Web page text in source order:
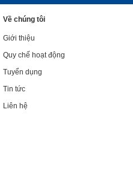
Về chúng tôi
Giới thiệu
Quy chế hoạt động
Tuyển dụng
Tin tức
Liên hệ